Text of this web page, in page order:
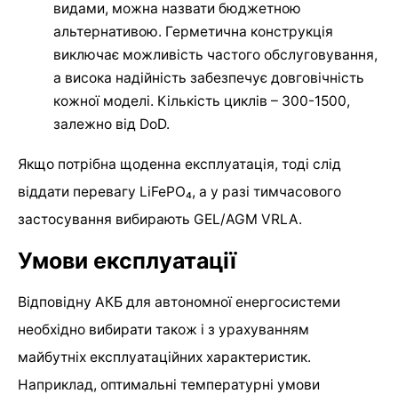
видами, можна назвати бюджетною
альтернативою. Герметична конструкція
виключає можливість частого обслуговування,
а висока надійність забезпечує довговічність
кожної моделі. Кількість циклів – 300-1500,
залежно від DoD.
Якщо потрібна щоденна експлуатація, тоді слід
віддати перевагу LiFePO₄, а у разі тимчасового
застосування вибирають GEL/AGM VRLA.
Умови експлуатації
Відповідну АКБ для автономної енергосистеми
необхідно вибирати також і з урахуванням
майбутніх експлуатаційних характеристик.
Наприклад, оптимальні температурні умови